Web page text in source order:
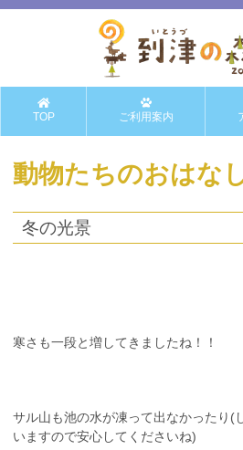
TOP ご利用案内
動物たちのおはな
冬の光景
寒さも一段と増してきましたね！！
サル山も池の水が凍って出なかったり(
いますので安心してくださいね)